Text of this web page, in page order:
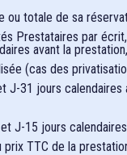
ou totale de sa
Prestataires par
avant la
(cas des
J-31 jours
J-15 jours
TTC de la